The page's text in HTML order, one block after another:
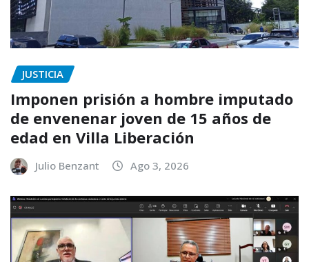
JUSTICIA
Imponen prisión a hombre imputado
de envenenar joven de 15 años de
edad en Villa Liberación
Julio Benzant Ago 3, 2026